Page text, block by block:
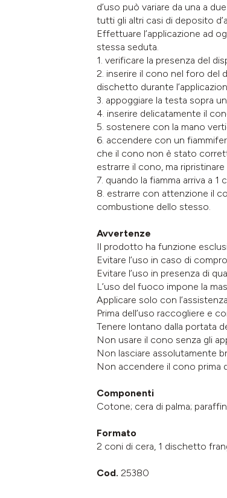
d’uso può variare da una a
tutti gli altri casi di deposito
Effettuare l’applicazione ad
stessa seduta.
1. verificare la presenza del
2. inserire il cono nel foro del
dischetto durante
3. appoggiare la testa sopra
4. inserire delicatamente il
5. sostenere con la mano
6. accendere con un
che il cono non è stato
estrarre il cono, ma
7. quando la fiamma arriva a
8. estrarre con attenzione il
combustione dello stesso.
Avvertenze
Il prodotto ha funzione
Evitare l’uso in caso di
Evitare l’uso in presenza di
L’uso del fuoco impone la
Applicare solo con
Prima dell’uso raccogliere e
Tenere lontano dalla portata
Non usare il cono senza gli
Non lasciare assolutamente
Non accendere il cono prima
Componenti
Cotone; cera di palma;
Formato
2 coni di cera, 1 dischetto
Cod. 25380